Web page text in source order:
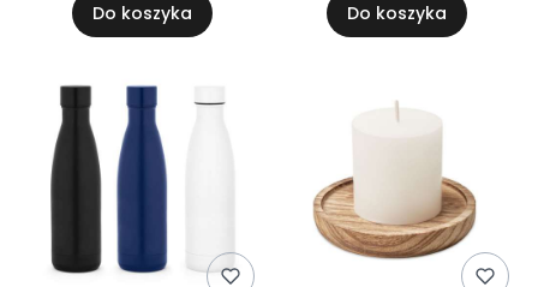
Do koszyka Do koszyka